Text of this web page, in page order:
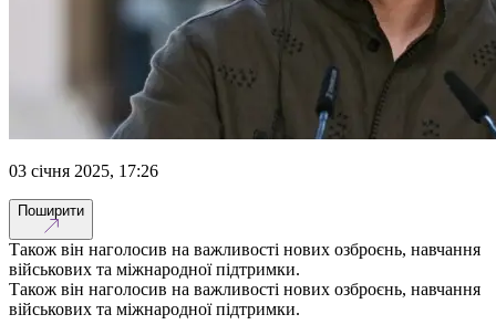
03 січня 2025, 17:26
Поширити
Також він наголосив на важливості нових озброєнь, навчання
військових та міжнародної підтримки.
Також він наголосив на важливості нових озброєнь, навчання
військових та міжнародної підтримки.